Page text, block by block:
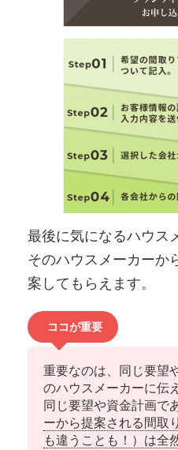
最後に気になるハウス
そのハウスメーカーか
案してもらえます。
ココが重要
重要なのは、同じ要望
のハウスメーカーに伝
同じ要望や資金計画で
ーから提案される間取
も違うことも！）は全